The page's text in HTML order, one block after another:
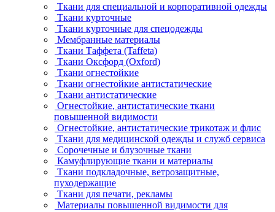
Ткани для специальной и корпоративной одежды
Ткани курточные
Ткани курточные для спецодежды
Мембранные материалы
Ткани Таффета (Taffeta)
Ткани Оксфорд (Oxford)
Ткани огнестойкие
Ткани огнестойкие антистатические
Ткани антистатические
Огнестойкие, антистатические ткани
повышенной видимости
Огнестойкие, антистатические трикотаж и флис
Ткани для медицинской одежды и служб сервиса
Сорочечные и блузочные ткани
Камуфлирующие ткани и материалы
Ткани подкладочные, ветрозащитные,
пуходержащие
Ткани для печати, рекламы
Материалы повышенной видимости для